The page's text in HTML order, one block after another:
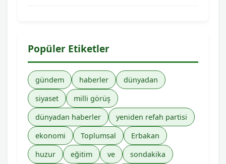
Popüler Etiketler
gündem haberler
dünyadan
siyaset
milli görüş
dünyadan haberler
yeniden refah partisi
ekonomi
Toplumsal
Erbakan
huzur
eğitim ve
sondakika